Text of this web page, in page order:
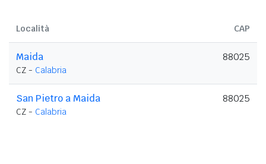
Località CAP
Maida
CZ - Calabria
88025
San Pietro a Maida
CZ - Calabria
88025